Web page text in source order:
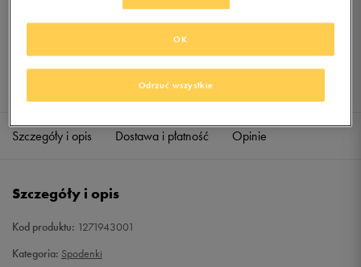
Jeśli artykuł będzie ponownie dostępny, otrzymasz od nas powiadomienie.
Powiadom o dostępności
M Powiadom o dostępności
Sprawdź dostępność w salonach
Szczegóły i opis Dostawa i płatność Opinie
Szczegóły i opis
Kod produktu: 1271943001
Kategoria: Spodenki
Odrzuć wszystkie
OK